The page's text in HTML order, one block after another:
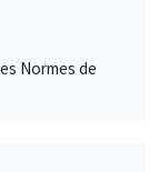
Normes de